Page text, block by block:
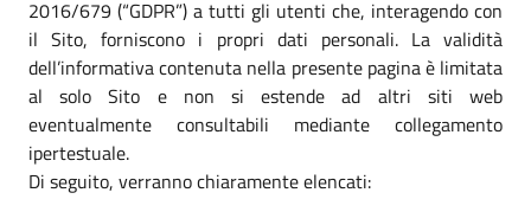
2016/679 (“GDPR”) a tutti gli utenti che, interagendo con
il Sito, forniscono i propri dati personali. La validità
dell’informativa contenuta nella presente pagina è limitata
al solo Sito e non si estende ad altri siti web
eventualmente consultabili mediante collegamento
ipertestuale.
Di seguito, verranno chiaramente elencati: